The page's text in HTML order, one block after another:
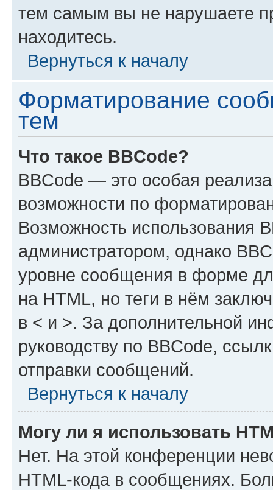
тем самым вы не нарушаете
находитесь.
Вернуться к началу
Форматирование
тем
Что такое BBCode?
BBCode — это особая
возможности по
Возможность использования
администратором, однако
уровне сообщения в форме
на HTML, но теги в нём
в < и >. За дополнительной
руководству по BBCode,
отправки сообщений.
Вернуться к началу
Могу ли я использовать
Нет. На этой конференции
HTML-кода в сообщениях.